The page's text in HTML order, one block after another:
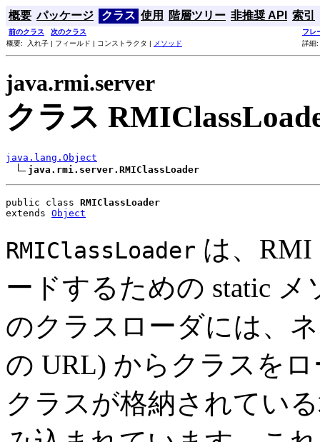
概要 パッケージ クラス 使用 階層ツリー 非推奨 API 索引
前のクラス 次のクラス
フレ
概要: 入れ子 | フィールド | コンストラクタ |
メソッド 詳細
java.rmi.server
クラス
java.lang.Object
java.rmi.server.RMIClassLoader
public class RMIClassLoader
extends Object
RMIClassLoader は、
ードするための static
のクラスローダには、
の URL) からクラスを
クラスが格納されてい